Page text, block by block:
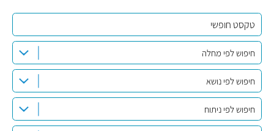
חיפוש לפי מחלה
חיפוש לפי נושא
חיפוש לפי ניתוח